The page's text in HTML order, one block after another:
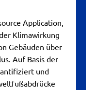
Application,
Klimawirkung
Gebäuden über
Auf Basis der
und